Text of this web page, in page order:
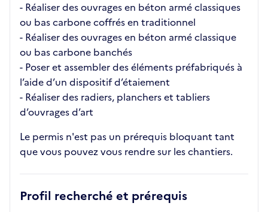
- Réaliser des ouvrages en béton armé classiques
ou bas carbone coffrés en traditionnel
- Réaliser des ouvrages en béton armé classique
ou bas carbone banchés
- Poser et assembler des éléments préfabriqués à
l’aide d’un dispositif d’étaiement
- Réaliser des radiers, planchers et tabliers
d’ouvrages d’art
Le permis n'est pas un prérequis bloquant tant
que vous pouvez vous rendre sur les chantiers.
Profil recherché et prérequis